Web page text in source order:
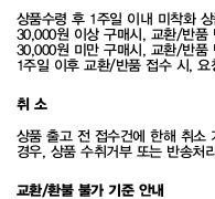
상품수령 후 1주일 이내 미착화
30,000원 이상 구매시, 교환/반품
30,000원 미만 구매시, 교환/반품
1주일 이후 교환/반품 접수 시, 요
취 소
상품 출고 전 접수건에 한해 취소
경우, 상품 수취거부 또는 반송처
교환/환불 불가 기준 안내